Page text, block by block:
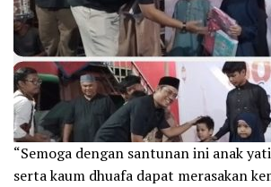
“Semoga dengan santunan ini anak
serta kaum dhuafa dapat merasakan